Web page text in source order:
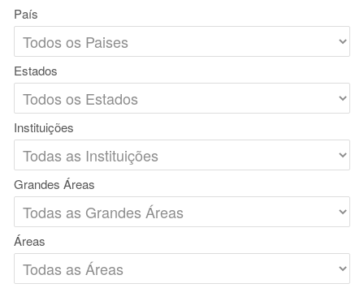
País
Estados
Instituições
Grandes Áreas
Áreas